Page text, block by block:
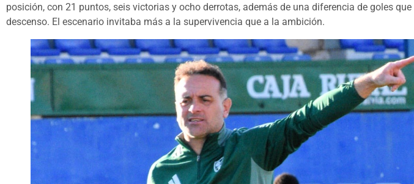
posición, con 21 puntos, seis victorias y ocho derrotas, además de una diferencia de goles
descenso. El escenario invitaba más a la supervivencia que a la ambición.